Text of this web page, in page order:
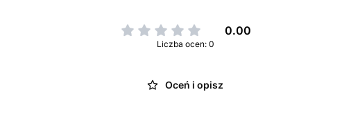
0.00
Liczba ocen: 0
Oceń i opisz